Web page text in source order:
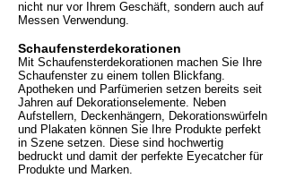
nicht nur vor Ihrem Geschäft, sondern auch auf
Messen Verwendung.
Schaufensterdekorationen
Mit Schaufensterdekorationen machen Sie Ihre
Schaufenster zu einem tollen Blickfang.
Apotheken und Parfümerien setzen bereits seit
Jahren auf Dekorationselemente. Neben
Aufstellern, Deckenhängern, Dekorationswürfeln
und Plakaten können Sie Ihre Produkte perfekt
in Szene setzen. Diese sind hochwertig
bedruckt und damit der perfekte Eyecatcher für
Produkte und Marken.